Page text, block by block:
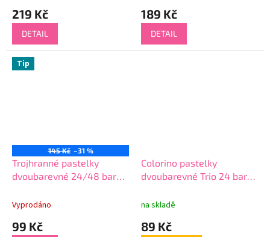
219 Kč
DETAIL
189 Kč
DETAIL
Tip
145 Kč –31 %
Trojhranné pastelky
dvoubarevné 24/48 barev
Vyprodáno
99 Kč
Colorino pastelky
dvoubarevné Trio 24 barev
na skladě
89 Kč